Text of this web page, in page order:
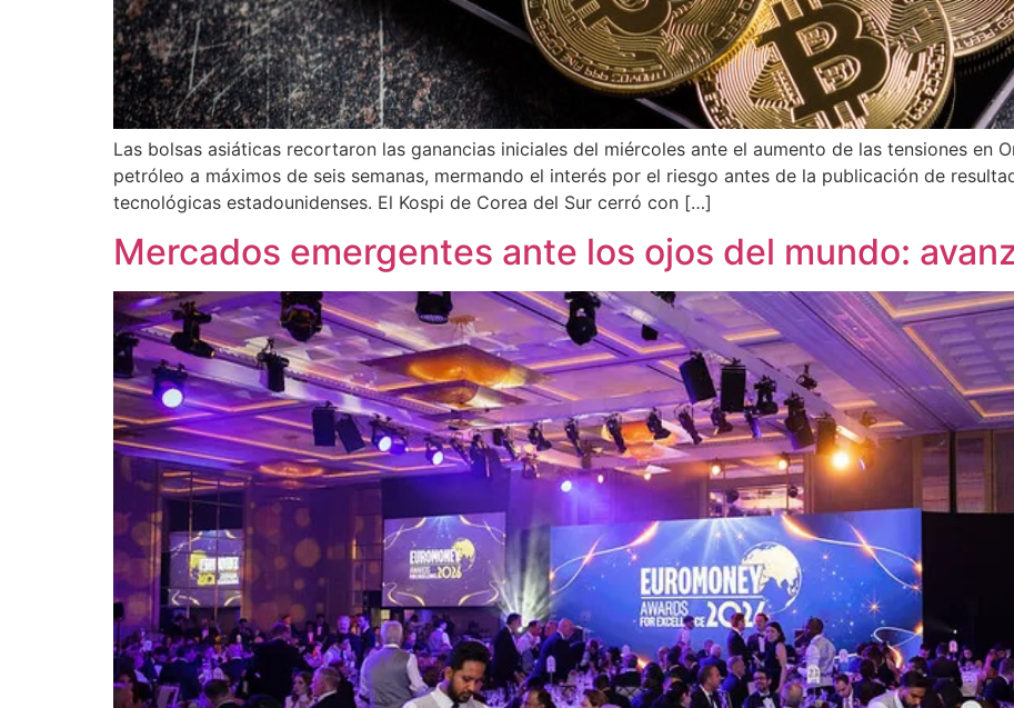
Las bolsas asiáticas recortaron las ganancias iniciales del miércoles ante el aumento de las tensiones en
petróleo a máximos de seis semanas, mermando el interés por el riesgo antes de la publicación de
tecnológicas estadounidenses. El Kospi de Corea del Sur cerró con […]
Mercados emergentes ante los ojos del mundo: